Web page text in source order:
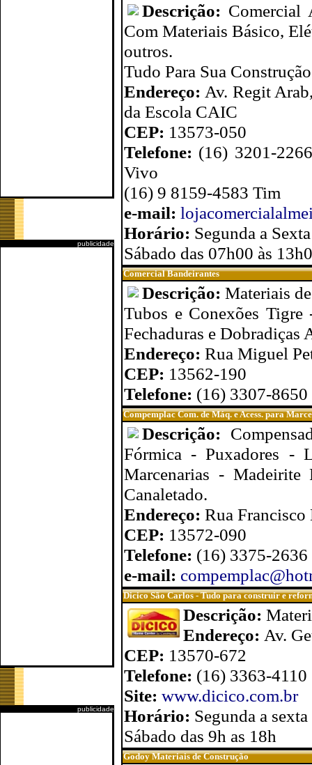
publicidade
publicidade
Descrição: Comercial
Com Materiais Básico,
outros.
Tudo Para Sua
Endereço: Av. Regit
da Escola CAIC
CEP: 13573-050
Telefone: (16) 3201-
Vivo
(16) 9 8159-4583 Tim
e-mail:
Horário: Segunda a
Sábado das 07h00 às
Comercial Bandeirantes
Descrição: Materiais
Tubos e Conexões
Fechaduras e Dobradiças
Endereço: Rua Miguel
CEP: 13562-190
Telefone: (16) 3307-
Compemplac Com. de Máq. e Acess. para
Descrição:
Fórmica - Puxadores -
Marcenarias -
Canaletado.
Endereço: Rua
CEP: 13572-090
Telefone: (16) 3375-2636
e-mail:
Dicico São Carlos - Tudo para construir e
Descrição:
Endereço: Av.
CEP: 13570-672
Telefone: (16) 3363-4110
Site: www.dicico.com.br
Horário: Segunda a
Sábado das 9h as 18h
Godoy Materiais de Construção